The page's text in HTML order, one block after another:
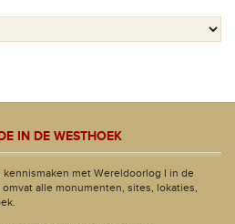
IN DE WESTHOEK
met Wereldoorlog I in de
alle monumenten, sites, lokaties,